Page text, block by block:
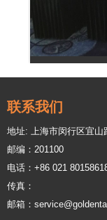
联系我们
地址: 上海市闵行区宜山
邮编：201100
电话：+86 021
传真：
邮箱：